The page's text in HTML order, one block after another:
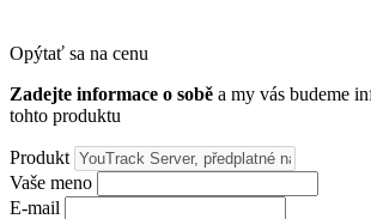
Opýtať sa na cenu
Zadejte informace o sobě a my vás budeme
tohto produktu
Produkt
Vaše meno
E-mail